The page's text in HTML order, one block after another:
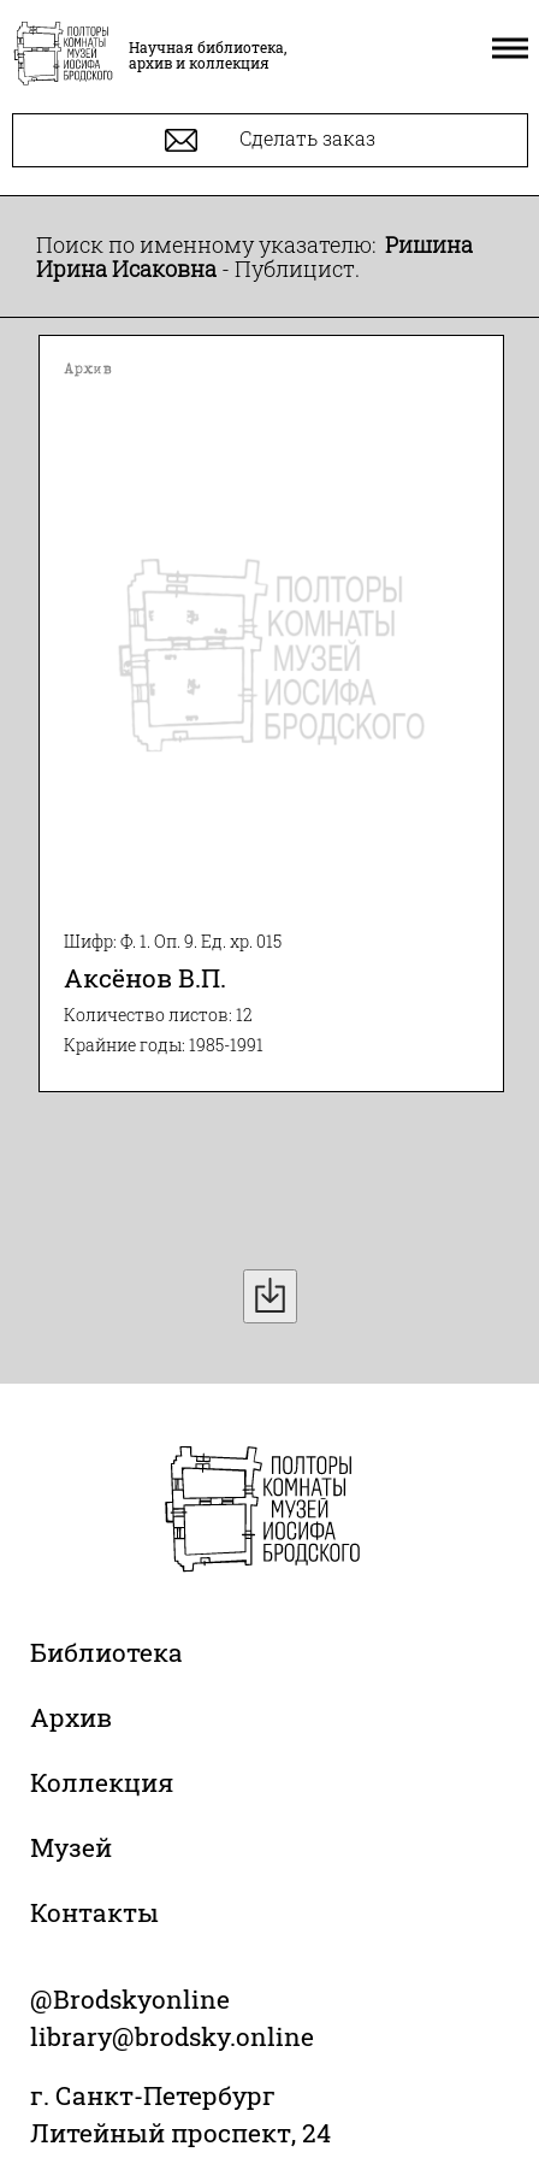
Научная библиотека,
архив и коллекция
Сделать заказ
Поиск по именному указателю: Ришина
Ирина Исаковна - Публицист.
Архив
Шифр: Ф. 1. Оп. 9. Ед. хр. 015
Аксёнов В.П.
Количество листов: 12
Крайние годы: 1985-1991
Библиотека
Архив
Коллекция
Музей
Контакты
@Brodskyonline
library@brodsky.online
г. Санкт-Петербург
Литейный проспект, 24